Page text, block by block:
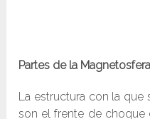
Partes de la Magnetosfera
La estructura con la
son el frente de choque